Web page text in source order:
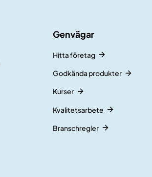
Genvägar
Hitta företag
Godkända produkter
Kurser
Kvalitetsarbete
Branschregler